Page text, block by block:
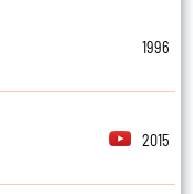
1996
2015